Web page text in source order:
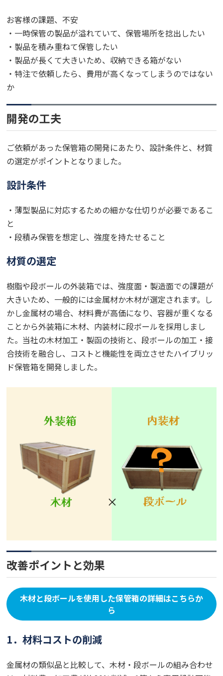
お客様の課題、不安
・一時保管の製品が溢れていて、保管場所を捻出したい
・製品を積み重ねて保管したい
・製品が長くて大きいため、収納できる箱がない
・特注で依頼したら、費用が高くなってしまうのではない
か
開発の工夫
ご依頼があった保管箱の開発にあたり、設計条件と、材質
の選定がポイントとなりました。
設計条件
・薄型製品に対応するための細かな仕切りが必要であるこ
と
・段積み保管を想定し、強度を持たせること
材質の選定
樹脂や段ボールの外装箱では、強度面・製造面での課題が
大きいため、一般的には金属材か木材が選定されます。し
かし金属材の場合、材料費が高価になり、容器が重くなる
ことから外装箱に木材、内装材に段ボールを採用しまし
た。当社の木材加工・製函の技術と、段ボールの加工・接
合技術を融合し、コストと機能性を両立させたハイブリッ
ド保管箱を開発しました。
改善ポイントと効果
木材と段ボールを使用した保管箱の詳細はこちらか
ら
1．材料コストの削減
金属材の類似品と比較して、木材・段ボールの組み合わせ